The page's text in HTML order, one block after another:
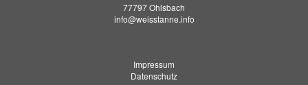
77797 Ohlsbach
info@weisstanne.info
Impressum
Datenschutz